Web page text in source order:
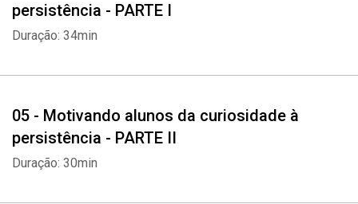
persistência - PARTE I
Duração: 34min
05 - Motivando alunos da curiosidade à
persistência - PARTE II
Duração: 30min